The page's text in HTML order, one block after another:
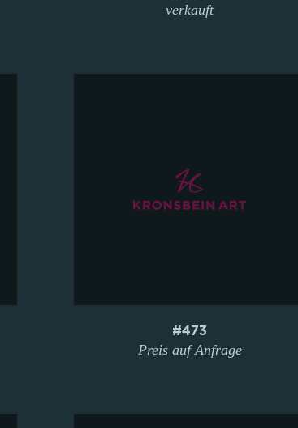
verkauft
#473
Preis auf Anfrage